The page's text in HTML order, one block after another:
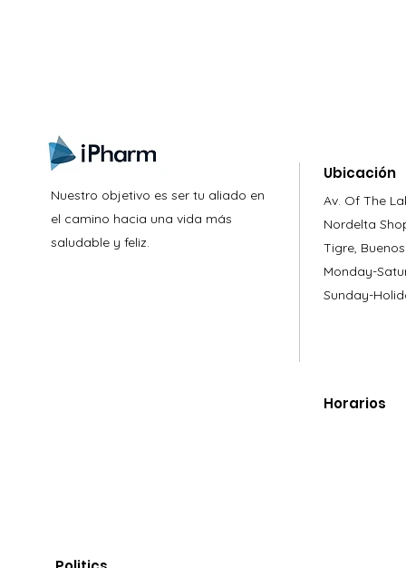
Nuestro objetivo es ser tu aliado en
el camino hacia una vida más
saludable y feliz.
Ubicación
Av. Of The
Nordelta
Tigre,
Monday-
Sunday-
Horarios